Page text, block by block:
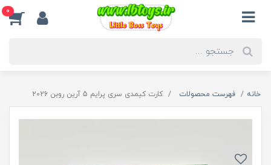
0
خانه فهرست محصولات کارت کیمدی سری پرايم 5 آرین روبن 2026